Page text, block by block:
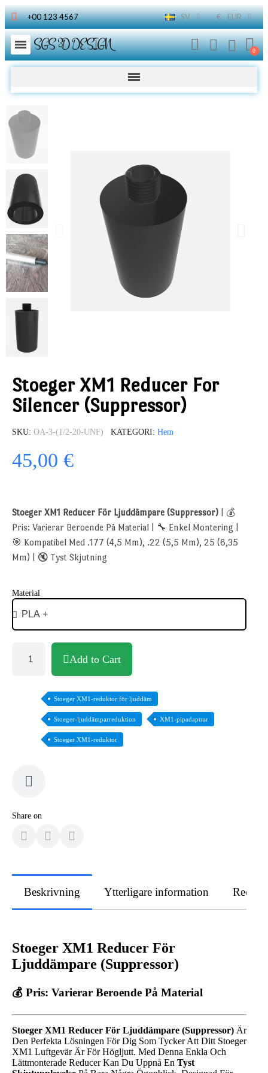
+00 123 4567 SV € EUR
SGS 3D DESIGN
Stoeger XM1 Reducer For
Silencer (Suppressor)
SKU OA-3-(1/2-20-UNF) KATEGORI Hem
45,00 €
Stoeger XM1 Reducer För Ljuddämpare (Suppressor) | 💰
Pris: Varierar Beroende På Material | 🔧 Enkel Montering |
🎯 Kompatibel Med .177 (4,5 Mm), .22 (5,5 Mm), 25 (6,35
Mm) | 🔇 Tyst Skjutning
Material
Add to Cart
Stoeger XM1-reduktor för ljuddäm
Stoeger-ljuddämparreduktion XM1-pipadaptrar
Stoeger XM1-reduktor
Share on
Beskrivning Ytterligare information
Stoeger XM1 Reducer För
Ljuddämpare (Suppressor)
💰 Pris: Varierar Beroende På Material
Stoeger XM1 Reducer För Ljuddämpare (Suppressor) Är
Den Perfekta Lösningen För Dig Som Tycker Att Ditt Stoeger
XM1 Luftgevär Är För Högljutt. Med Denna Enkla Och
Lättmonterade Reducer Kan Du Uppnå En Tyst